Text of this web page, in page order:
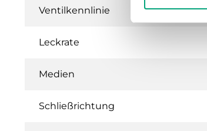
Ventilkennlinie
Leckrate
Medien
Schließrichtung